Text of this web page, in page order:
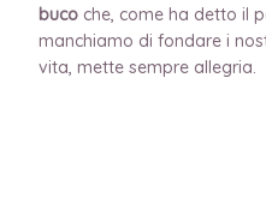
buco che, come ha detto il
manchiamo di fondare i
vita, mette sempre allegria.